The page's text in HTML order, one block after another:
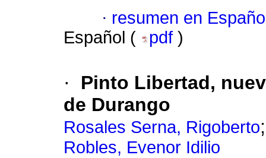
· resumen en
Español (
pdf )
·
Pinto Libertad,
de Durango
Rosales Serna, Rigoberto
Robles, Evenor Idilio